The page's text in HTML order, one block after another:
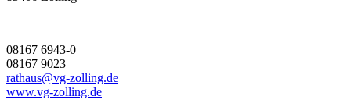
08167 6943-0
08167 9023
rathaus@vg-zolling.de
www.vg-zolling.de